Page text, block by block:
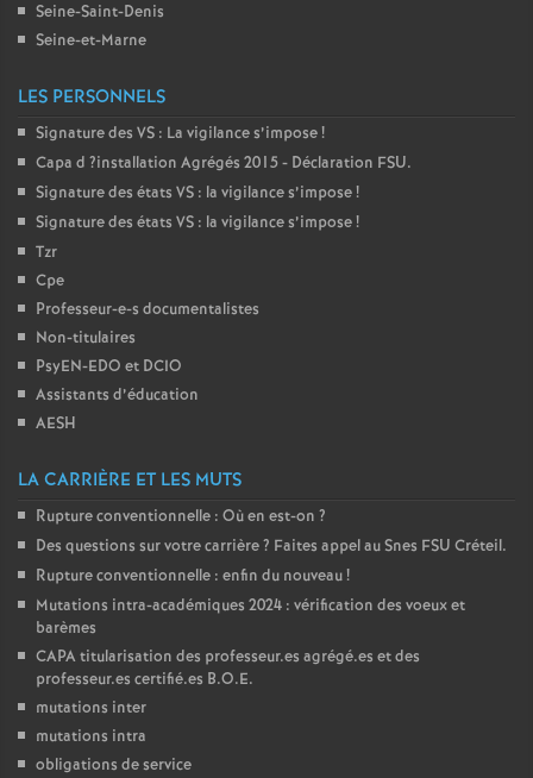
g
r
é
a
n
s
Seine-Saint-Denis
Seine-et-Marne
LES PERSONNELS
Signature des VS : La vigilance s’impose!
Capa d ?installation Agrégés 2015 - Déclaration FSU.
Signature des états VS : la vigilance s’impose!
Signature des états VS : la vigilance s’impose!
Tzr
Cpe
Professeur-e-s documentalistes
Non-titulaires
PsyEN-EDO et DCIO
Assistants d’éducation
AESH
LA CARRIÈRE ET LES MUTS
Rupture conventionnelle : Où en est-on ?
Des questions sur votre carrière? Faites appel au Snes FSU Créteil.
Rupture conventionnelle : enfin du nouveau!
Mutations intra-académiques 2024 : vérification des voeux et
barèmes
CAPAtitularisation des professeur.es agrégé.es et des
professeur.es certifié.es B.O.E.
mutations inter
mutations intra
obligations de service